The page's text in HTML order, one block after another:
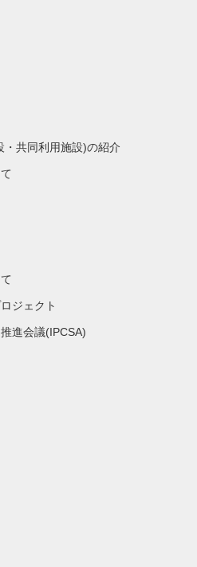
共同利用施設)の紹介
ジェクト
進会議(IPCSA)